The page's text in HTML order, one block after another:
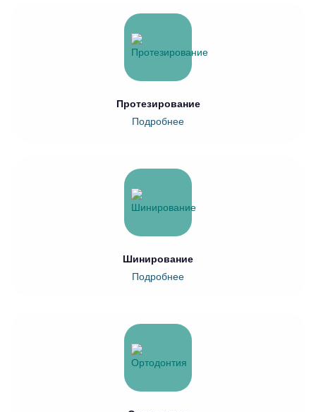
Протезирование
Подробнее
Шинирование
Подробнее